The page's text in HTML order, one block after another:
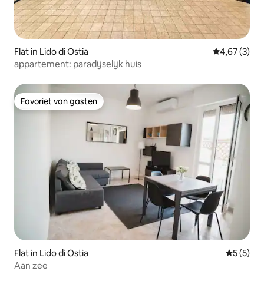
Flat in Lido di Ostia
4,67 (3)
appartement: paradijselijk huis
Favoriet van gasten
Favoriet van gasten
Flat in Lido di Ostia
5 (5)
Aan zee